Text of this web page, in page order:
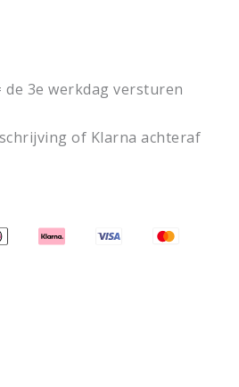
de 3e werkdag versturen
of Klarna achteraf